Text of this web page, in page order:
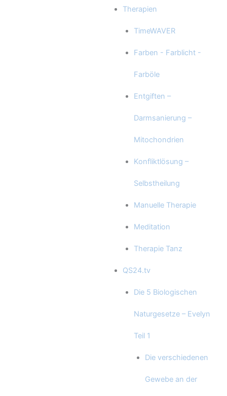
Therapien
TimeWAVER
Farben - Farblicht -
Farböle
Entgiften –
Darmsanierung –
Mitochondrien
Konfliktlösung –
Selbstheilung
Manuelle Therapie
Meditation
Therapie Tanz
QS24.tv
Die 5 Biologischen
Naturgesetze – Evelyn
Teil 1
Die verschiedenen
Gewebe an der